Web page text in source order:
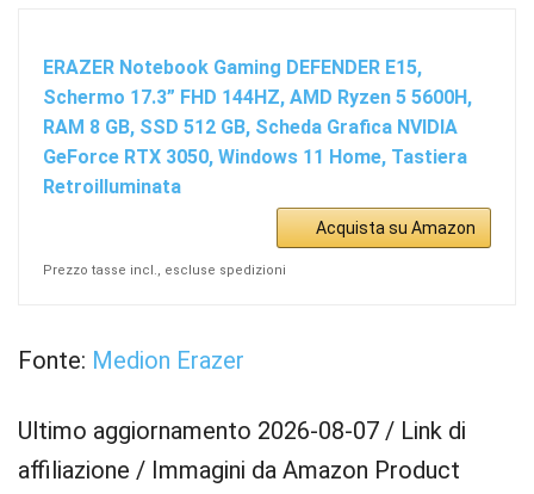
ERAZER Notebook Gaming DEFENDER E15,
Schermo 17.3” FHD 144HZ, AMD Ryzen 5 5600H,
RAM 8 GB, SSD 512 GB, Scheda Grafica NVIDIA
GeForce RTX 3050, Windows 11 Home, Tastiera
Retroilluminata
Acquista su Amazon
Prezzo tasse incl., escluse spedizioni
Fonte: Medion Erazer
Ultimo aggiornamento 2026-08-07 / Link di
affiliazione / Immagini da Amazon Product